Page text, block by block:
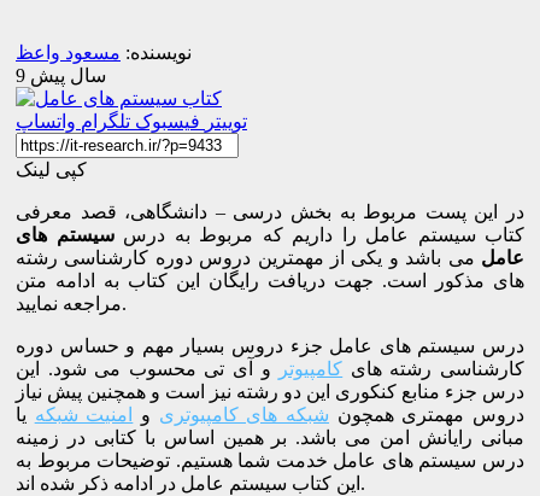
نویسنده: مسعود واعظ
9 سال پیش
توییتر فیسبوک تلگرام واتساپ
کپی لینک
در این پست مربوط به بخش درسی – دانشگاهی، قصد معرفی
کتاب سیستم عامل را داریم که مربوط به درسسیستم های
عامل می باشد و یکی از مهمترین دروس دوره کارشناسی رشته
های مذکور است. جهت دریافت رایگان این کتاب به ادامه متن
مراجعه نمایید.
درس سیستم های عامل جزء دروس بسیار مهم و حساس دوره
کارشناسی رشته های کامپیوتر
و آی تی محسوب می شود. این
درس جزء منابع کنکوری این دو رشته نیز است و همچنین پیش نیاز
دروس مهمتری همچون شبکه های کامپیوتری و امنیت شبکه یا
مبانی رایانش امن می باشد. بر همین اساس با کتابی در زمینه
درس سیستم های عامل خدمت شما هستیم. توضیحات مربوط به
این کتاب سیستم عامل در ادامه ذکر شده اند.